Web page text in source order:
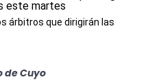
árbitros que dirigirán las
de Cuyo